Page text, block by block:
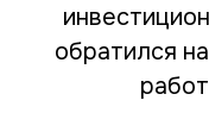
обратился